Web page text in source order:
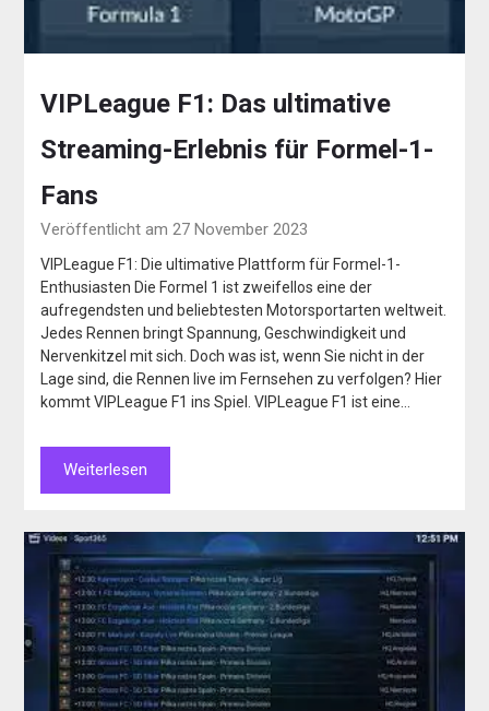
VIPLeague F1: Das ultimative
Streaming-Erlebnis für Formel-1-
Fans
Veröffentlicht am 27 November 2023
VIPLeague F1: Die ultimative Plattform für Formel-1-
Enthusiasten Die Formel 1 ist zweifellos eine der
aufregendsten und beliebtesten Motorsportarten weltweit.
Jedes Rennen bringt Spannung, Geschwindigkeit und
Nervenkitzel mit sich. Doch was ist, wenn Sie nicht in der
Lage sind, die Rennen live im Fernsehen zu verfolgen? Hier
kommt VIPLeague F1 ins Spiel. VIPLeague F1 ist eine…
Weiterlesen